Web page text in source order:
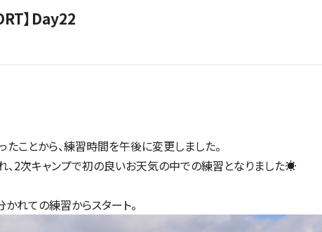
】Day22
ことから、練習時間を午後に変更しました。
2次キャンプで初の良いお天気の中での練習となりました☀︎
れての練習からスタート。